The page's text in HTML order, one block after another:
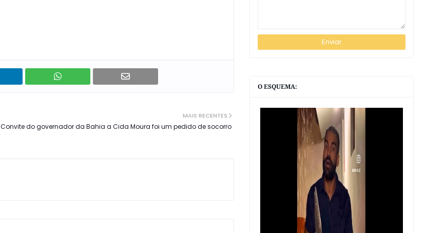
MAIS RECENTES
Convite do governador da Bahia a Cida Moura foi um pedido de socorro
O ESQUEMA: